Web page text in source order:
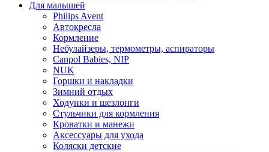
Для малышей
Philips Avent
Автокресла
Кормление
Небулайзеры, термометры, аспираторы
Canpol Babies, NIP
NUK
Горшки и накладки
Зимний отдых
Ходунки и шезлонги
Стульчики для кормления
Кроватки и манежи
Аксессуары для ухода
Коляски детские